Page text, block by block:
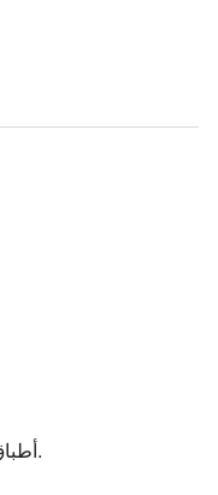
أطباق، أكواب، سكاكين، شوك، إلخ.